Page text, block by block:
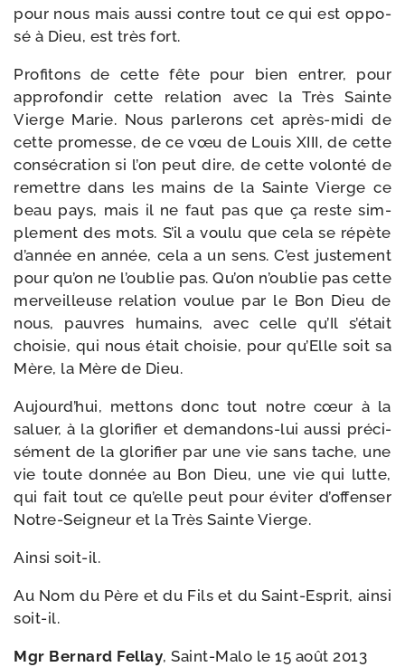
pour nous mais aus­si contre tout ce qui est oppo­
sé à Dieu, est très fort.
Profitons de cette fête pour bien entrer, pour
appro­fon­dir cette rela­tion avec la Très Sainte
Vierge Marie. Nous par­le­rons cet après-​midi de
cette pro­messe, de ce vœu de Louis XIII, de cette
consé­cra­tion si l’on peut dire, de cette volon­té de
remettre dans les mains de la Sainte Vierge ce
beau pays, mais il ne faut pas que ça reste sim­
ple­ment des mots. S’il a vou­lu que cela se répète
d’an­née en année, cela a un sens. C’est jus­te­ment
pour qu’on ne l’ou­blie pas. Qu’on n’ou­blie pas cette
mer­veilleuse rela­tion vou­lue par le Bon Dieu de
nous, pauvres humains, avec celle qu’Il s’é­tait
choi­sie, qui nous était choi­sie, pour qu’Elle soit sa
Mère, la Mère de Dieu.
Aujourd’hui, met­tons donc tout notre cœur à la
saluer, à la glo­ri­fier et demandons-​lui aus­si pré­ci­
sé­ment de la glo­ri­fier par une vie sans tache, une
vie toute don­née au Bon Dieu, une vie qui lutte,
qui fait tout ce qu’elle peut pour évi­ter d’of­fen­ser
Notre-​Seigneur et la Très Sainte Vierge.
Ainsi soit-​il.
Au Nom du Père et du Fils et du Saint-​Esprit, ain­si
soit-il.
Mgr Bernard Fellay, Saint-​Malo le 15 août 2013